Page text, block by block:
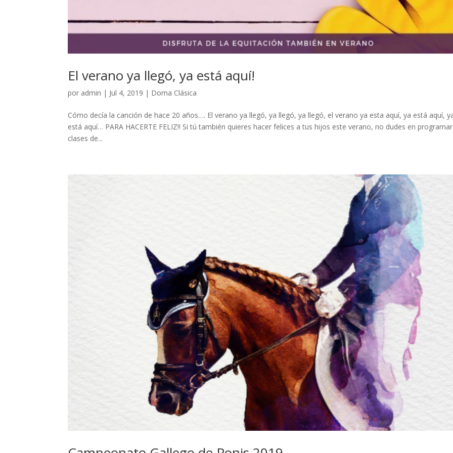
El verano ya llegó, ya está aquí!
por admin | Jul 4, 2019 | Doma Clásica
Cómo decía la canción de hace 20 años…. El verano ya llegó, ya llegó, ya llegó, el verano ya esta aquí, ya está aquí,
está aquí… PARA HACERTE FELIZ!! Si tú también quieres hacer felices a tus hijos este verano, no dudes en programar
clases de...